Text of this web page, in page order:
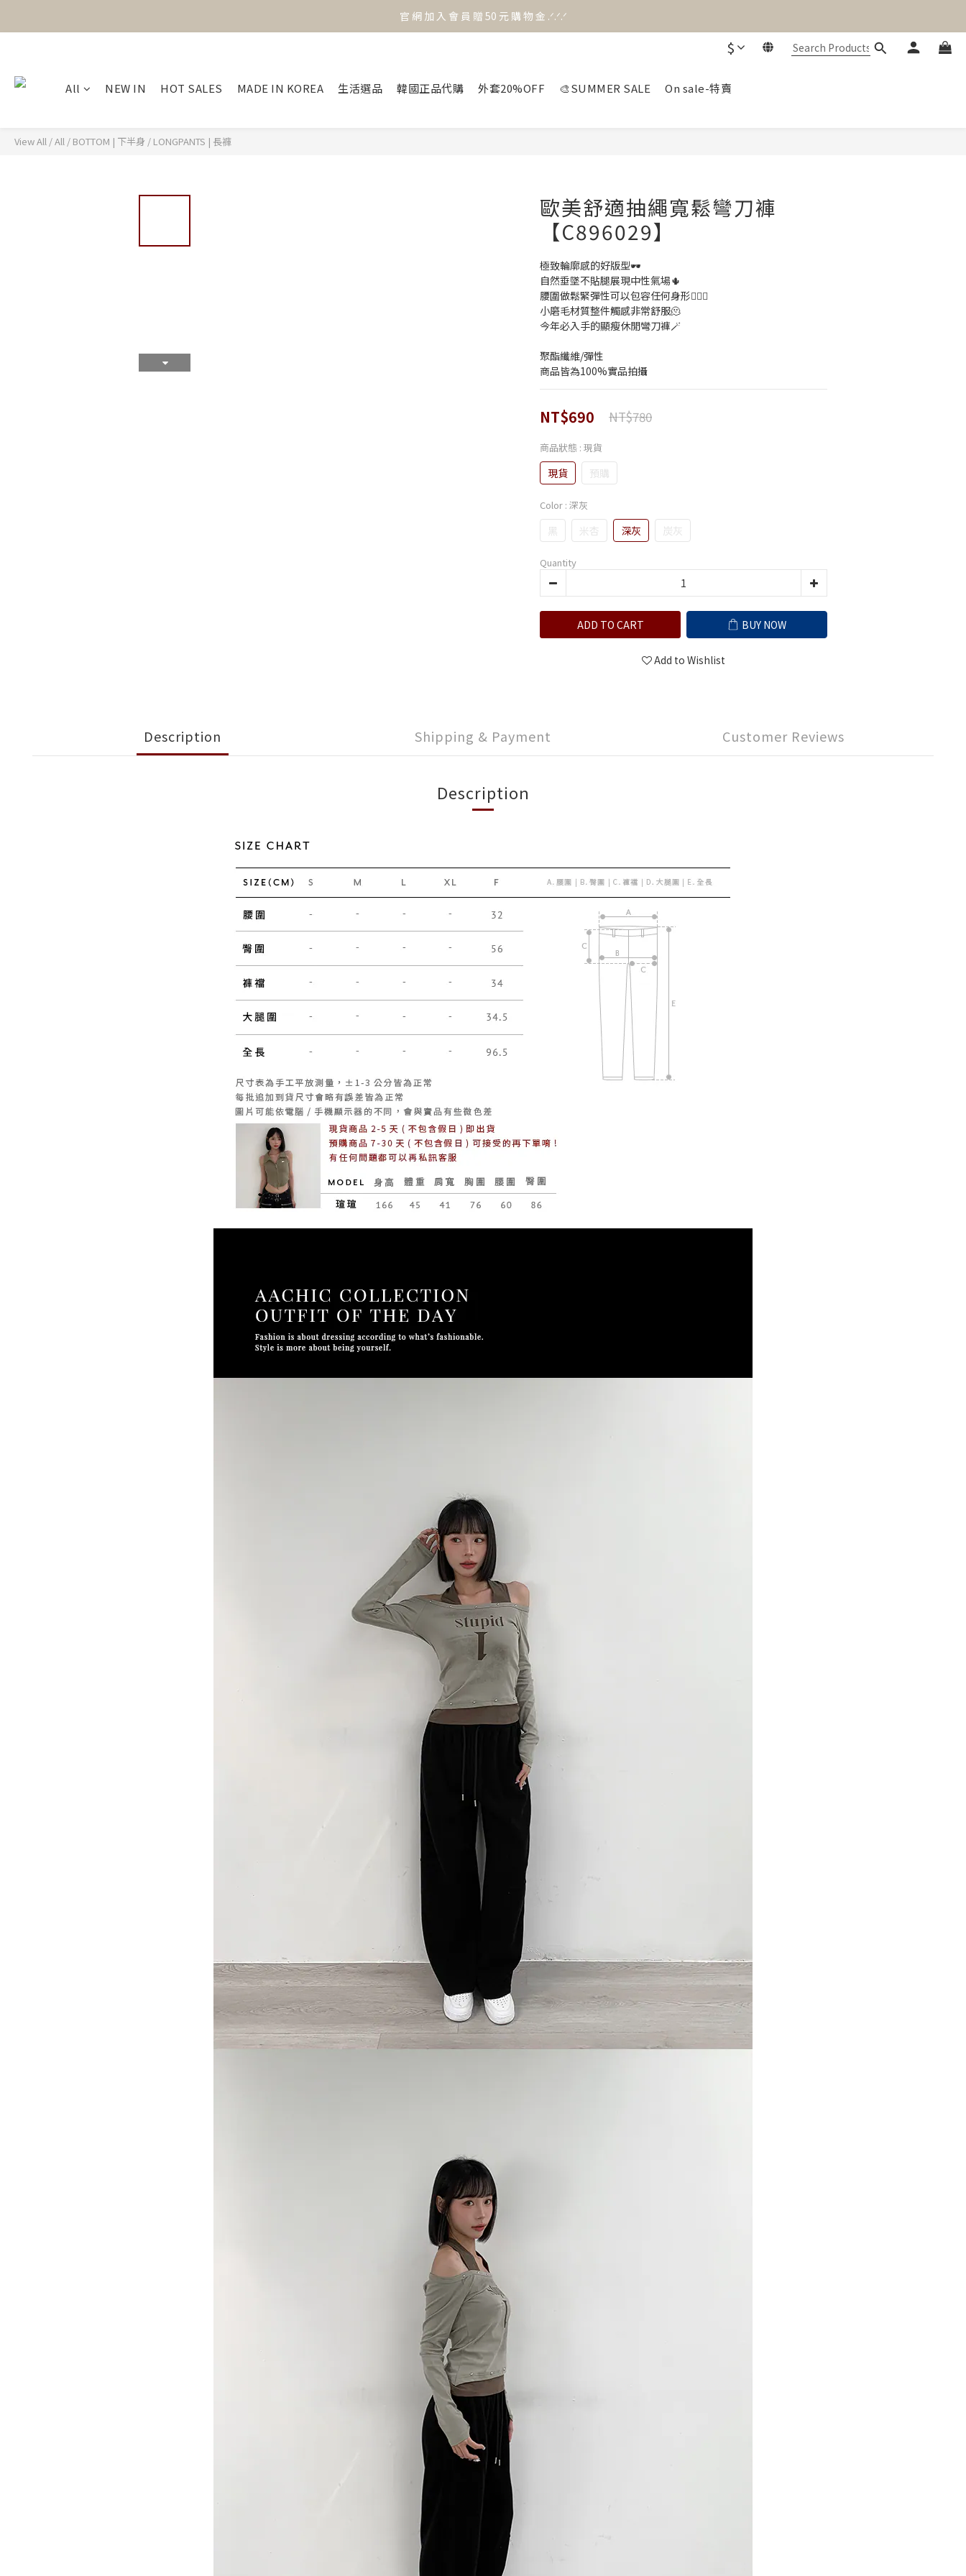
官 網 加 入 會 員 贈 50 元 購 物 金 .ᐟ.ᐟ.ᐟ
官 網 加 入 會 員 贈 50 元 購 物 金 .ᐟ.ᐟ.ᐟ
官 網 加 入 會 員 贈 50 元 購 物 金 .ᐟ.ᐟ.ᐟ
$
All NEW IN HOT SALES MADE IN KOREA 生活選品 韓國正品代購 外套20%OFF 🎨SUMMER SALE On sale-特賣
View All /All / BOTTOM | 下半身 / LONGPANTS | 長褲
歐美舒適抽繩寬鬆彎刀褲
【C896029】
極致輪廓感的好版型🕶️
自然垂墜不貼腿展現中性氣場🌵
腰圍做鬆緊彈性可以包容任何身形🙆🏻‍♀️
小磨毛材質整件觸感非常舒服🫠
今年必入手的顯瘦休閒彎刀褲🪄
聚酯纖維/彈性
商品皆為100%實品拍攝
NT$690 NT$780
商品狀態 : 現貨
現貨 預購
Color : 深灰
黑 米杏 深灰 炭灰
Quantity
ADD TO CART BUY NOW
Add to Wishlist
Description Shipping & Payment Customer Reviews
Description